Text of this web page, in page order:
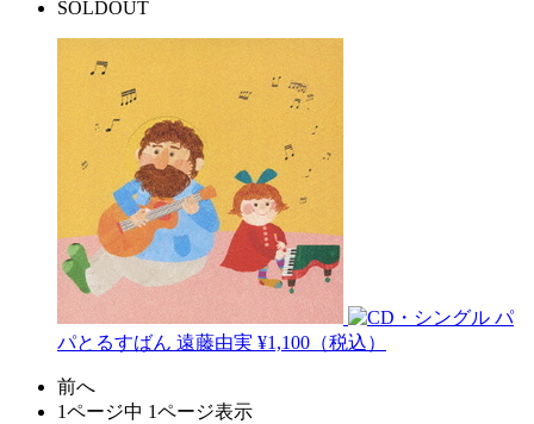
SOLDOUT
パ
パとるすばん 遠藤由実 ¥1,100（税込）
前へ
1ページ中 1ページ表示